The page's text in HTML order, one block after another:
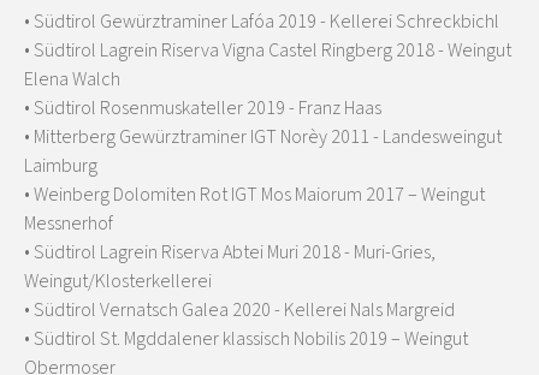
• Südtirol Gewürztraminer Lafóa 2019 - Kellerei Schreckbichl
• Südtirol Lagrein Riserva Vigna Castel Ringberg 2018 - Weingut
Elena Walch
• Südtirol Rosenmuskateller 2019 - Franz Haas
• Mitterberg Gewürztraminer IGT Norèy 2011 - Landesweingut
Laimburg
• Weinberg Dolomiten Rot IGT Mos Maiorum 2017 – Weingut
Messnerhof
• Südtirol Lagrein Riserva Abtei Muri 2018 - Muri-Gries,
Weingut/Klosterkellerei
• Südtirol Vernatsch Galea 2020 - Kellerei Nals Margreid
• Südtirol St. Mgddalener klassisch Nobilis 2019 – Weingut
Obermoser